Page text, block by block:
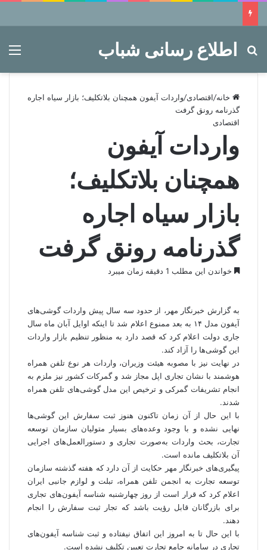
اطلاع رسانی شباب
جستجو برای
خانه/اقتصادی/واردات آیفون همچنان بلاتکلیف؛ بازار سیاه اجاره
گذرنامه رونق گرفت
اقتصادی
واردات آیفون
همچنان بلاتکلیف؛
بازار سیاه اجاره
گذرنامه رونق گرفت
خواندن این مطلب 1 دقیقه زمان میبرد
به گزارش خبرنگار مهر ، از حدود سه سال پیش واردات گوشی‌های
آیفون مدل ۱۴ به بعد ممنوع اعلام شد تا اینکه اوایل آبان ماه سال
جاری دولت اعلام کرد که قصد دارد به منظور تنظیم بازار واردات
این گوشی‌ها را آزاد کند.
در نهایت نیز با مصوبه هیئت وزیران، واردات هر نوع تلفن همراه
هوشمند با نشان تجاری اپل مجاز شد و گمرکات کشور نیز ملزم به
انجام تشریفات گمرکی و ترخیص این مدل گوشی‌های تلفن همراه
شدند.
با این حال از آن زمان تاکنون هنوز ثبت سفارش این گوشی‌ها
نهایی نشده و با وجود وعده‌های بسیار متولیان سازمان توسعه
تجارت، بحث واردات به‌صورت تجاری و دستورالعمل‌های اجرایی
آن بلاتکلیف مانده است.
پیگیری‌های خبرنگار مهر حکایت از آن دارد که هفته گذشته سازمان
توسعه تجارت به انجمن تلفن همراه، تبلت و لوازم جانبی ایران
اعلام کرد که قرار است از روز چهارشنبه شناسه آیفون‌های تجاری
برای بازرگانان قابل رؤیت باشد که تجار ثبت سفارش را انجام
دهند.
با این حال تا به امروز این اتفاق نیفتاده و ثبت شناسه آیفون‌های
تجاری در سامانه جامع تجارت تعیین تکلیف نشده است.